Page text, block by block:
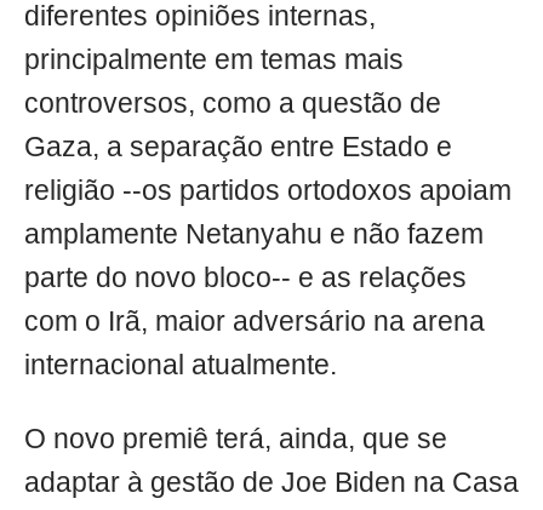
diferentes opiniões internas,
principalmente em temas mais
controversos, como a questão de
Gaza, a separação entre Estado e
religião --os partidos ortodoxos apoiam
amplamente Netanyahu e não fazem
parte do novo bloco-- e as relações
com o Irã, maior adversário na arena
internacional atualmente.
O novo premiê terá, ainda, que se
adaptar à gestão de Joe Biden na Casa